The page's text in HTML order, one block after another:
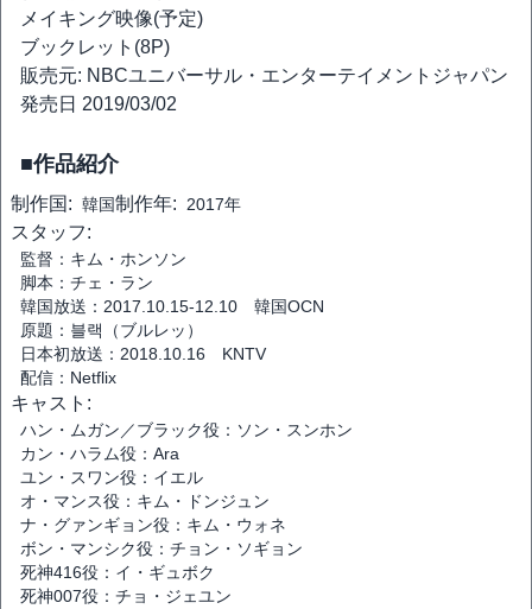
メイキング映像(予定)
ブックレット(8P)
販売元: NBCユニバーサル・エンターテイメントジャパン
発売日 2019/03/02
■作品紹介
制作国: 韓国制作年: 2017年
スタッフ:
監督：キム・ホンソン
脚本：チェ・ラン
韓国放送：2017.10.15-12.10 韓国OCN
原題：블랙（ブルレッ）
日本初放送：2018.10.16 KNTV
配信：Netflix
キャスト:
ハン・ムガン／ブラック役：ソン・スンホン
カン・ハラム役：Ara
ユン・スワン役：イエル
オ・マンス役：キム・ドンジュン
ナ・グァンギョン役：キム・ウォネ
ボン・マンシク役：チョン・ソギョン
死神416役：イ・ギュボク
死神007役：チョ・ジェユン